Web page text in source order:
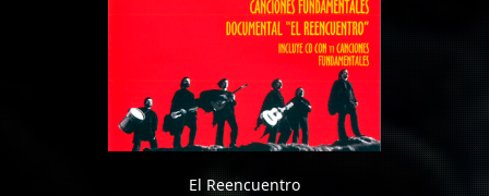
El Reencuentro